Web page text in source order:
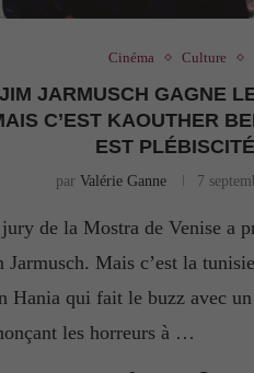
Cinéma Culture
JIM JARMUSCH GAGNE
C’EST KAOUTHER
EST
parValérie Ganne 7
de la Mostra de Venise a
Jarmusch. Mais c’est la
Hania qui fait le buzz avec
les horreurs à …